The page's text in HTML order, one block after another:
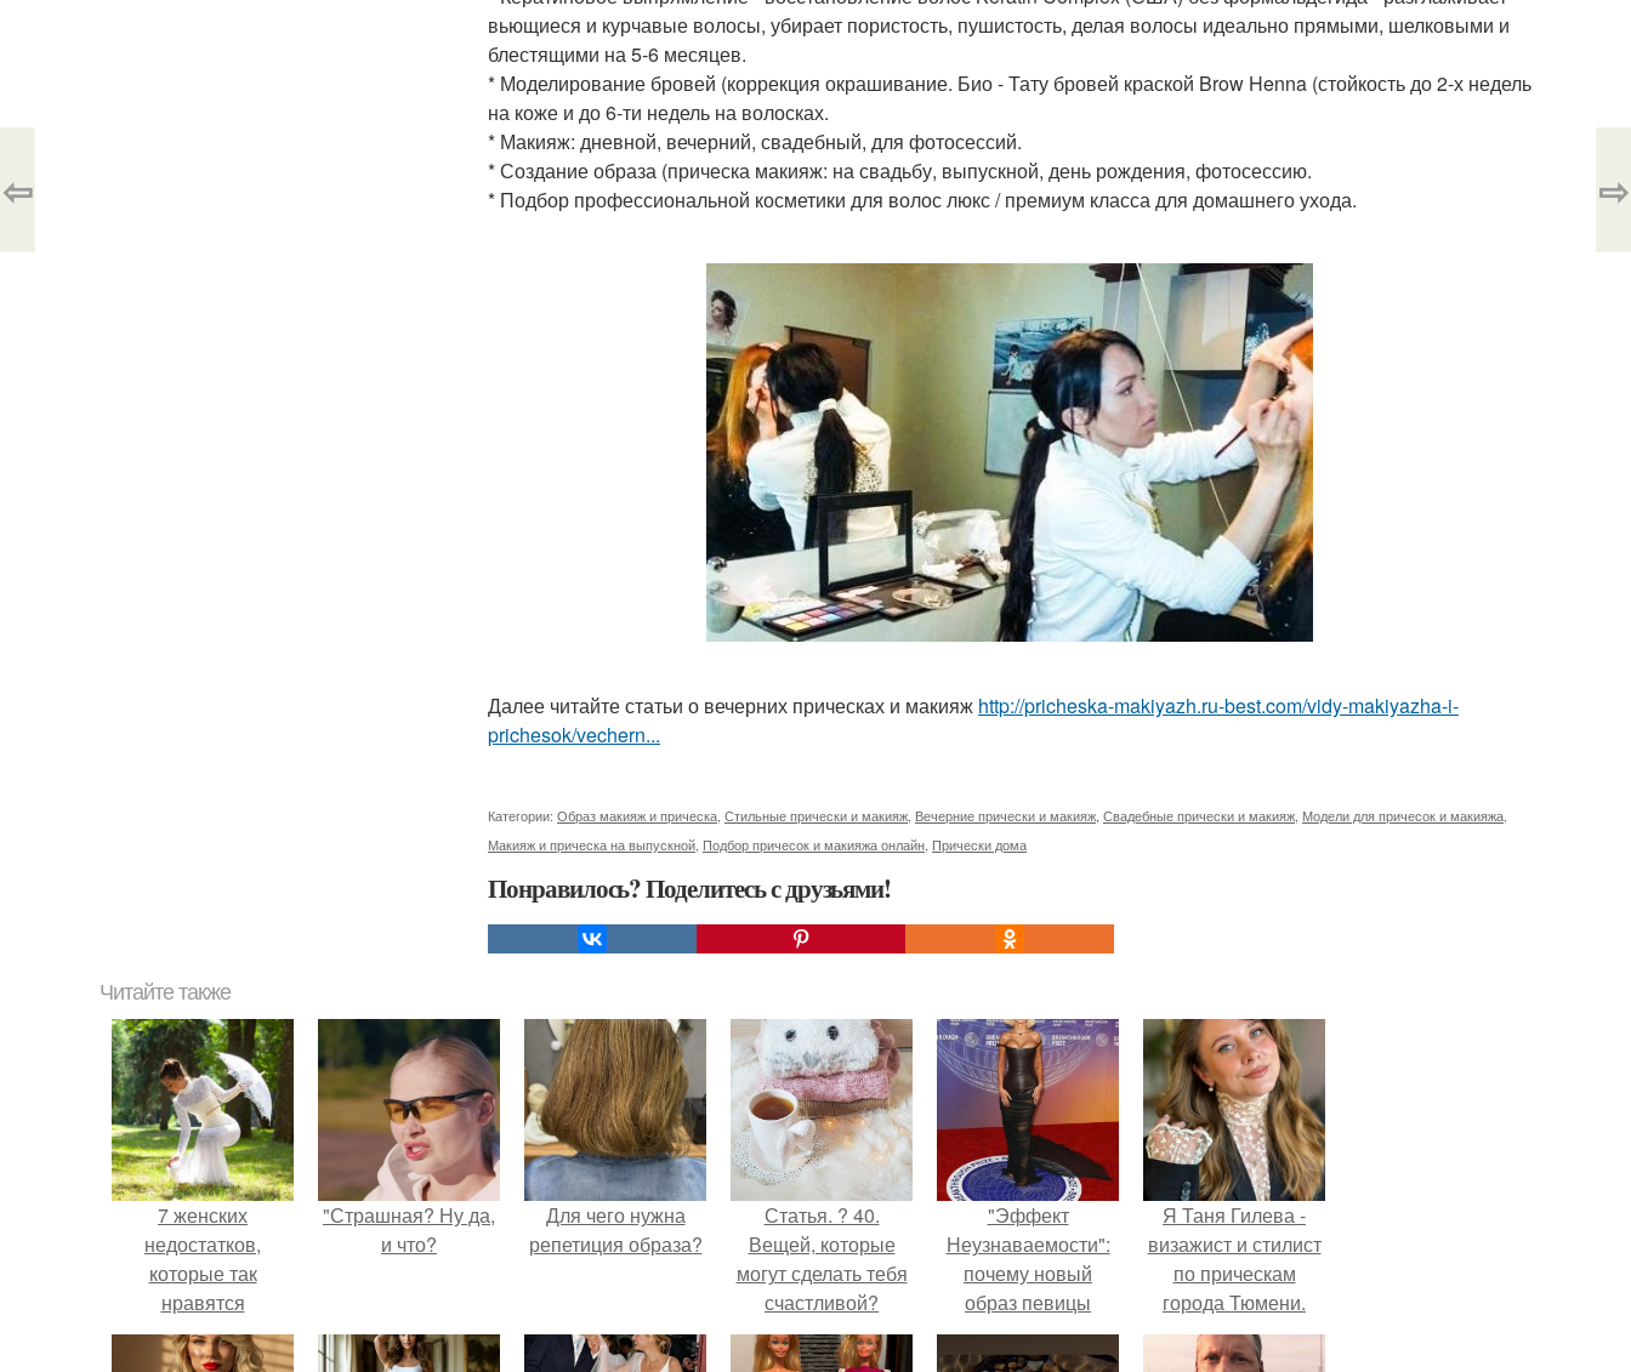
вьющиеся и курчавые волосы, убирает пористость, пушистость, делая волосы идеально прямыми, шелковыми и
блестящими на 5-6 месяцев.
* Моделирование бровей (коррекция окрашивание. Био - Тату бровей краской Brow Henna (стойкость до 2-х недель
на коже и до 6-ти недель на волосках.
* Макияж: дневной, вечерний, свадебный, для фотосессий.
* Создание образа (прическа макияж: на свадьбу, выпускной, день рождения, фотосессию.
* Подбор профессиональной косметики для волос люкс / премиум класса для домашнего ухода.
Далее читайте статьи о вечерних прическах и макияж http://pricheska-makiyazh.ru-best.com/vidy-makiyazha-i-
prichesok/vechern...
Категории: Образ макияж и прическа Стильные прически и макияж Вечерние прически и макияж Свадебные прически и макияж Модели для причесок и макияжа
Макияж и прическа на выпускной Подбор причесок и макияжа онлайн Прически дома
Понравилось? Поделитесь с друзьями!
⇦ ⇨
Читайте также
7 женских
недостатков,
которые так
нравятся
мужчинам.
"Страшная? Ну да,
и что?
Для чего нужна
репетиция образа?
Статья. ? 40.
Вещей, которые
могут сделать тебя
счастливой?
"Эффект
Неузнаваемости":
почему новый
образ певицы
вызвал споры о
гранях
Я Таня Гилева -
визажист и стилист
по прическам
города Тюмени.